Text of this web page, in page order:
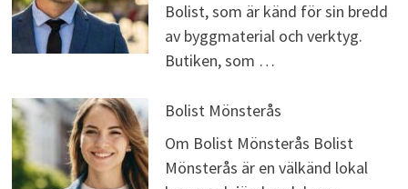
Bolist, som är känd för sin bredd
av byggmaterial och verktyg.
Butiken, som …
Bolist Mönsterås
Om Bolist Mönsterås Bolist
Mönsterås är en välkänd lokal